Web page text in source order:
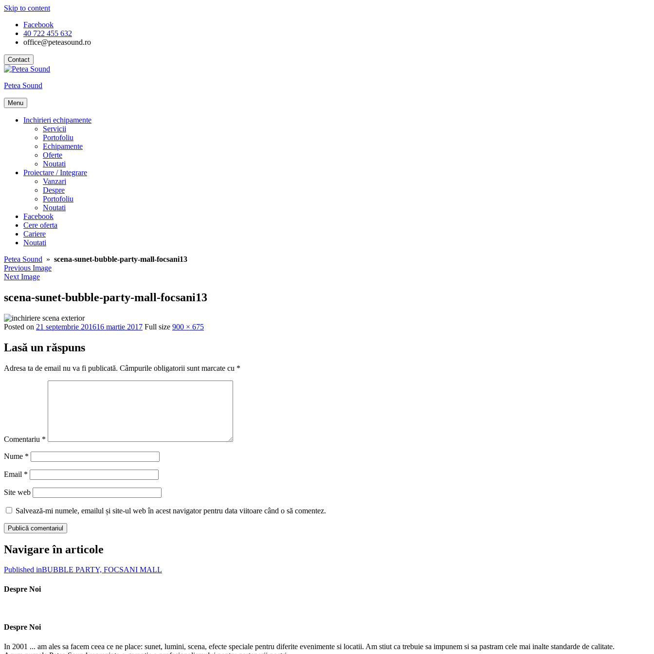
Skip to content
Facebook
40 722 455 632
office@peteasound.ro
Contact
Petea Sound
Menu
Inchirieri echipamente
Servicii
Portofoliu
Echipamente
Oferte
Noutati
Proiectare / Integrare
Vanzari
Despre
Portofoliu
Noutati
Facebook
Cere oferta
Cariere
Noutati
Petea Sound » scena-sunet-bubble-party-mall-focsani13
Previous Image
Next Image
scena-sunet-bubble-party-mall-focsani13
Posted on 21 septembrie 201616 martie 2017 Full size 900 × 675
Lasă un răspuns
Adresa ta de email nu va fi publicată. Câmpurile obligatorii sunt marcate cu *
Comentariu *
Nume *
Email *
Site web
Salvează-mi numele, emailul și site-ul web în acest navigator pentru data viitoare când o să comentez.
Navigare în articole
Published inBUBBLE PARTY, FOCSANI MALL
Despre Noi
Despre Noi
In 2001 ... am ales sa facem ceea ce ne place: sunet, lumini, scena, efecte speciale pentru diferite evenimente si locatii. Am stiut ca trebuie sa impunem si sa pastram cele mai inalte standarde de calitate.